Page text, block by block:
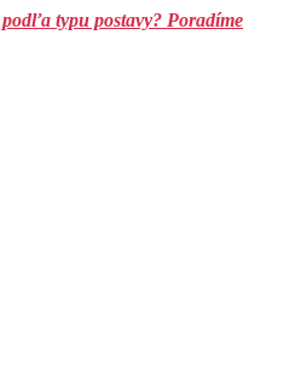
typu postavy? Poradíme